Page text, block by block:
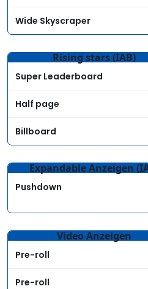
Wide Skyscraper
Rising stars (IAB)
Super Leaderboard
Half page
Billboard
Expandable Anzeigen
Pushdown
Video Anzeigen
Pre-roll
Pre-roll